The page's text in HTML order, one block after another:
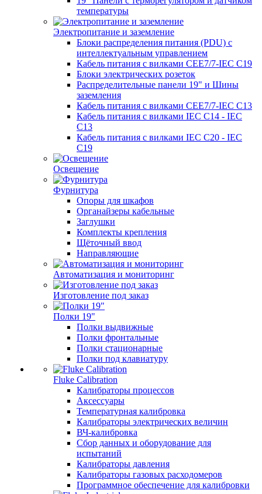
температуры
Электропитание и заземление
Блоки распределения питания (PDU) с
интеллектуальным управлением
Кабель питания с вилками CEE7/7-IEC C19
Блоки электрических розеток
Распределительные панели 19" и Шины
заземления
Кабель питания с вилками CEE7/7-IEC C13
Кабель питания с вилками IEC C14 - IEC
C13
Кабель питания с вилками IEC C20 - IEC
C19
Освещение
Фурнитура
Опоры для шкафов
Органайзеры кабельные
Заглушки
Комплекты крепления
Щёточный ввод
Направляющие
Автоматизация и мониторинг
Изготовление под заказ
Полки 19"
Полки выдвижные
Полки фронтальные
Полки стационарные
Полки под клавиатуру
Fluke Calibration
Калибраторы процессов
Аксессуары
Температурная калибровка
Калибраторы электрических величин
ВЧ-калибровка
Сбор данных и оборудование для
испытаний
Калибраторы давления
Калибраторы газовых расходомеров
Программное обеспечение для калибровки